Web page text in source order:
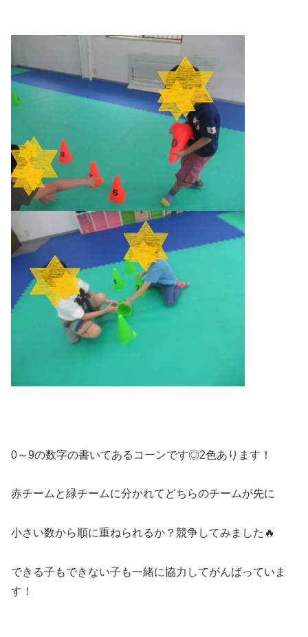
0～9の数字の書いてあるコーンです◎2色あります！
赤チームと緑チームに分かれてどちらのチームが先に
小さい数から順に重ねられるか？競争してみました🔥
できる子もできない子も一緒に協力してがんばっていま
す！